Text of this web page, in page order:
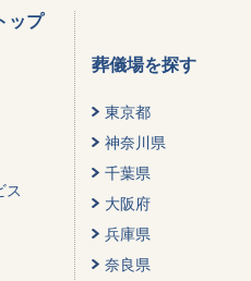
ップ
ス
葬儀場を探す
東京都
神奈川県
千葉県
大阪府
兵庫県
奈良県